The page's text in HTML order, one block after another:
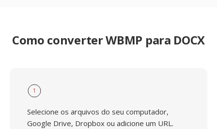
Como converter WBMP para DOCX
1
Selecione os arquivos do seu computador,
Google Drive, Dropbox ou adicione um URL.